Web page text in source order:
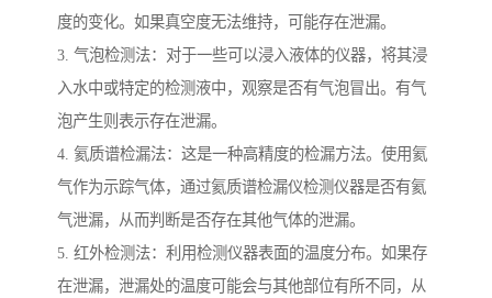
度的变化。如果真空度无法维持，可能存在泄漏。
3. 气泡检测法：对于一些可以浸入液体的仪器，将其浸
入水中或特定的检测液中，观察是否有气泡冒出。有气
泡产生则表示存在泄漏。
4. 氦质谱检漏法：这是一种高精度的检漏方法。使用氦
气作为示踪气体，通过氦质谱检漏仪检测仪器是否有氦
气泄漏，从而判断是否存在其他气体的泄漏。
5. 红外检测法：利用检测仪器表面的温度分布。如果存
在泄漏，泄漏处的温度可能会与其他部位有所不同，从